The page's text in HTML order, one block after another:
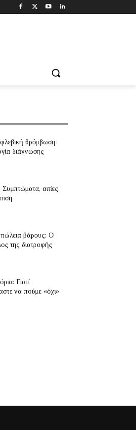
θρόμβωση:
διάγνωσης
αιτίες
βάρους: Ο
της διατροφής
Γιατί
να πούμε «όχι»